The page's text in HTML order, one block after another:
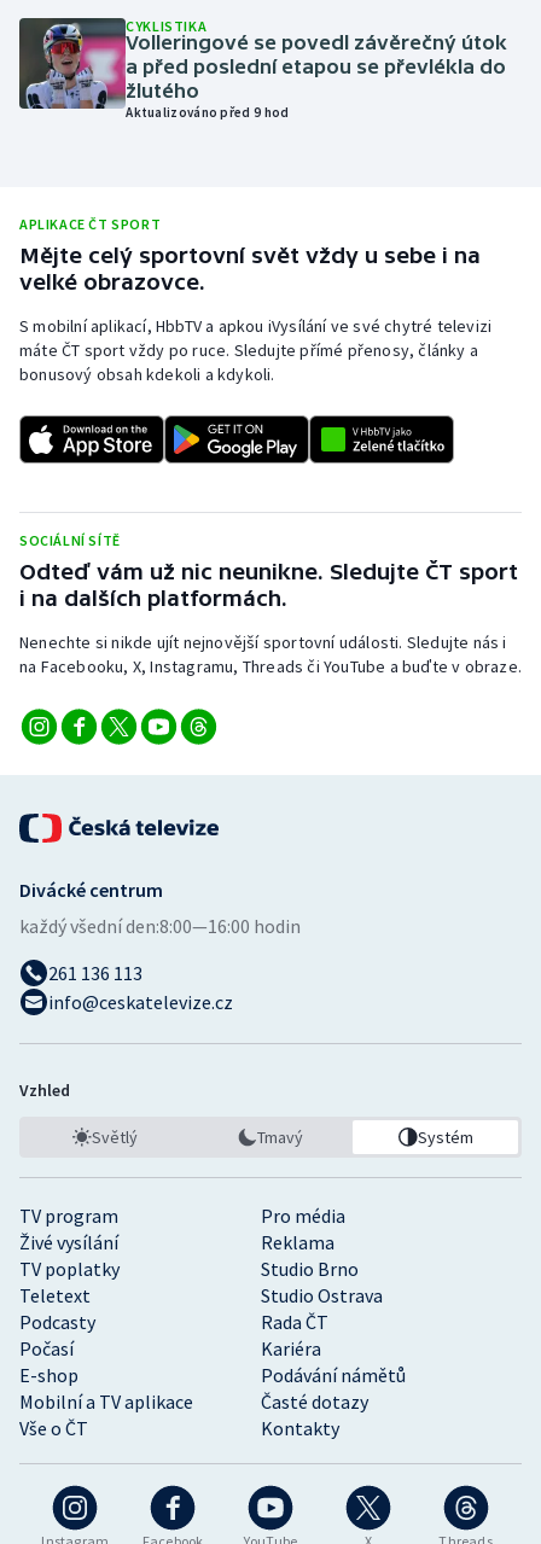
Parasport
Plavání
Rychlobruslení
Short track
Sportovní střelba
Triatlon
Veslování
Vodní slalom
Volejbal
Ostatní
CYKLISTIKA
Volleringové se povedl závěrečný útok
a před poslední etapou se převlékla do
žlutého
Aktualizováno před 9 hod
APLIKACE ČT SPORT
Mějte celý sportovní svět vždy u sebe i na
velké obrazovce.
S mobilní aplikací, HbbTV a apkou iVysílání ve své chytré televizi
máte ČT sport vždy po ruce. Sledujte přímé přenosy, články a
bonusový obsah kdekoli a kdykoli.
SOCIÁLNÍ SÍTĚ
Odteď vám už nic neunikne. Sledujte ČT sport
i na dalších platformách.
Nenechte si nikde ujít nejnovější sportovní události. Sledujte nás i
na Facebooku, X, Instagramu, Threads či YouTube a buďte v obraze.
TV program
Pro média
Živé vysílání
Reklama
TV poplatky
Studio Brno
Teletext
Studio Ostrava
Podcasty
Rada ČT
Počasí
Kariéra
E-shop
Podávání námětů
Mobilní a TV aplikace
Časté dotazy
Vše o ČT
Kontakty
Divácké centrum
každý všední den:8:00—16:00 hodin
261 136 113
info@ceskatelevize.cz
Vzhled
Světlý Tmavý Systém